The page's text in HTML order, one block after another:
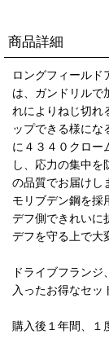
商品詳細
ロングフィールド
は、ガンドリルで
れによりねじ切れ
ップできる様にな
に４３４０クロー
し、応力の集中
の品質でお届けし
モリブデン鋼を採
デフ側できれいに
デフを守る上で大
ドライブフラン
入ったお得なセッ
購入後１年間、１